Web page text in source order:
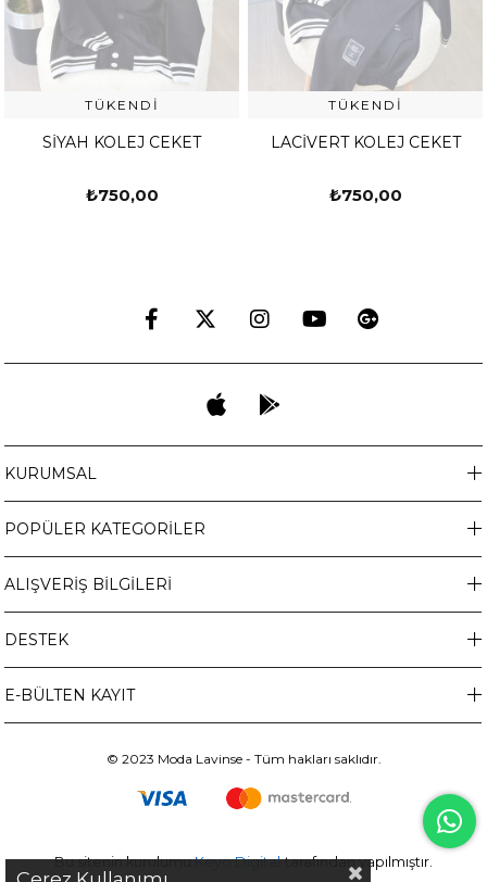
TÜKENDI
SİYAH KOLEJ CEKET
₺750,00
TÜKENDI
LACİVERT KOLEJ CEKET
₺750,00
KURUMSAL
POPÜLER KATEGORİLER
ALIŞVERİŞ BİLGİLERİ
DESTEK
E-BÜLTEN KAYIT
© 2023 Moda Lavinse - Tüm hakları saklıdır.
Bu sitenin kurulumuKeyo Digital tarafından yapılmıştır.